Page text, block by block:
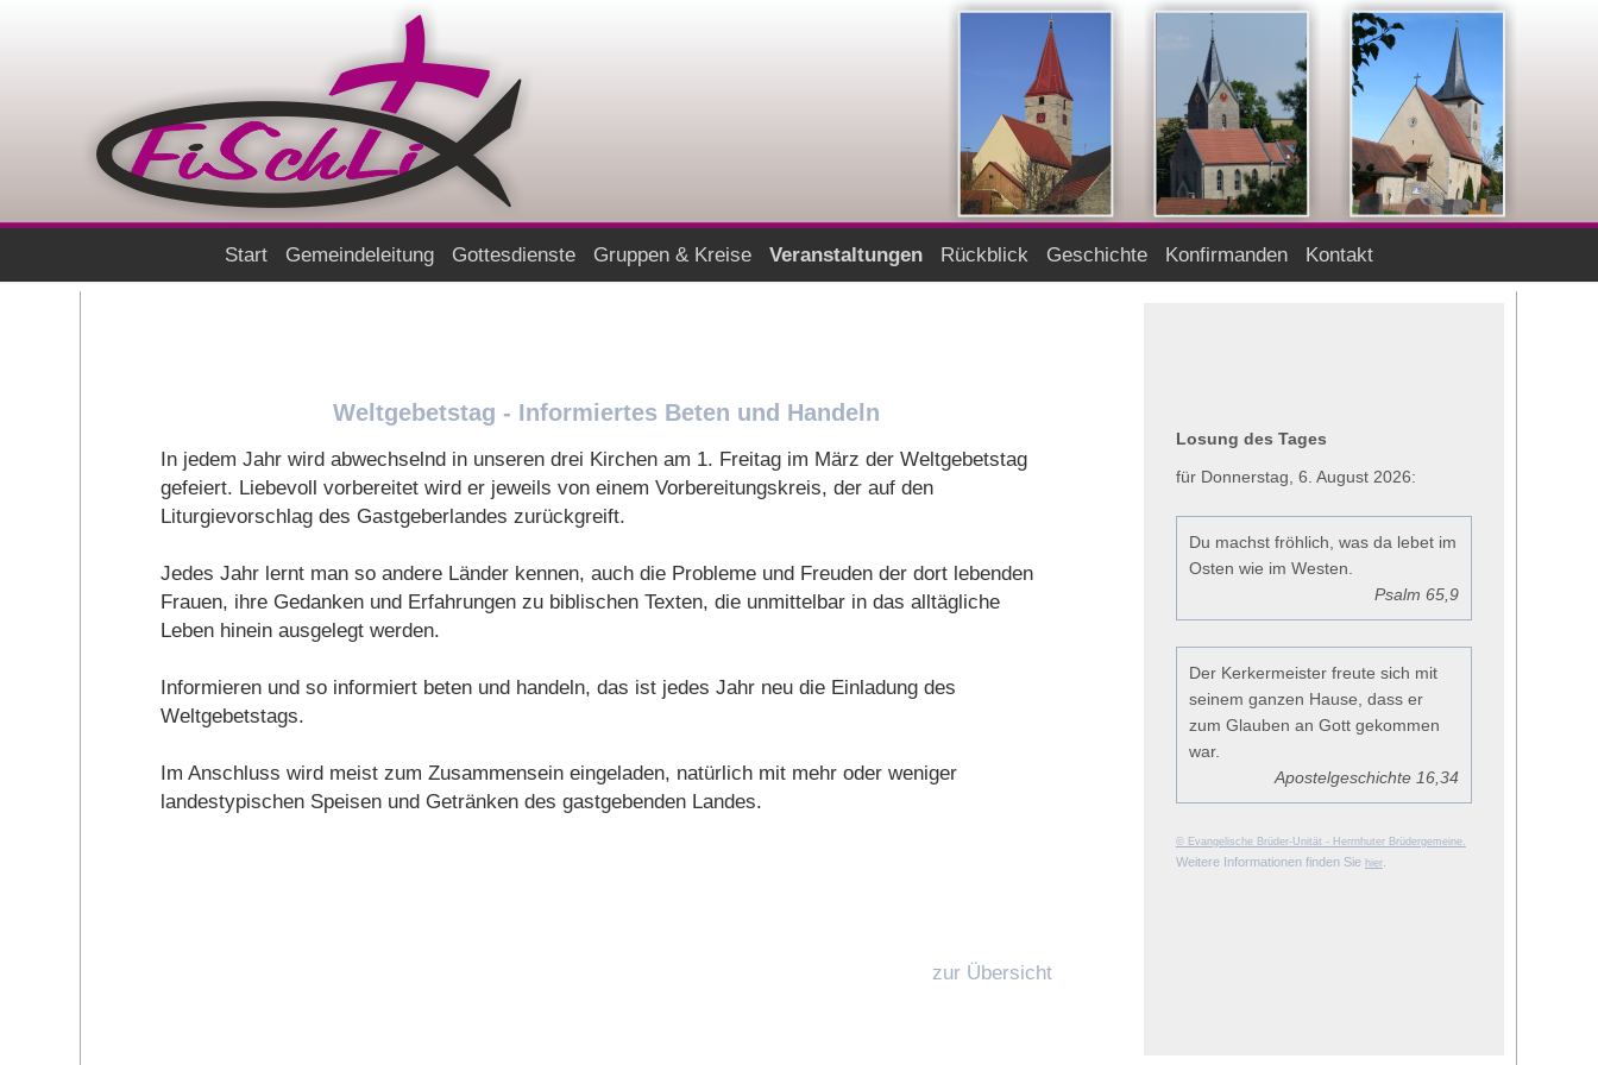
Start Gemeindeleitung Gottesdienste Gruppen & Kreise Veranstaltungen Rückblick Geschichte Konfirmanden Kontakt
Weltgebetstag - Informiertes Beten und Handeln
In jedem Jahr wird abwechselnd in unseren drei Kirchen am 1. Freitag im März der Weltgebetstag
gefeiert. Liebevoll vorbereitet wird er jeweils von einem Vorbereitungskreis, der auf den
Liturgievorschlag des Gastgeberlandes zurückgreift.
Jedes Jahr lernt man so andere Länder kennen, auch die Probleme und Freuden der dort lebenden
Frauen, ihre Gedanken und Erfahrungen zu biblischen Texten, die unmittelbar in das alltägliche
Leben hinein ausgelegt werden.
Informieren und so informiert beten und handeln, das ist jedes Jahr neu die Einladung des
Weltgebetstags.
Im Anschluss wird meist zum Zusammensein eingeladen, natürlich mit mehr oder weniger
landestypischen Speisen und Getränken des gastgebenden Landes.
zur Übersicht
Losung des Tages
für Donnerstag, 6. August 2026:
Du machst fröhlich, was da lebet im
Osten wie im Westen.
Psalm 65,9
Der Kerkermeister freute sich mit
seinem ganzen Hause, dass er
zum Glauben an Gott gekommen
war.
Apostelgeschichte 16,34
© Evangelische Brüder-Unität - Herrnhuter Brüdergemeine.
Weitere Informationen finden Sie hier.